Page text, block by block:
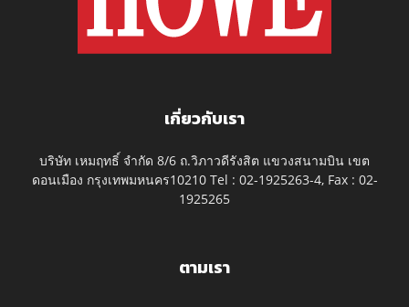
เกี่ยวกับเรา
บริษัท เหมฤทธิ์ จำกัด 8/6 ถ.วิภาวดีรังสิต แขวงสนามบิน เขต
ดอนเมือง กรุงเทพมหนคร10210 Tel : 02-1925263-4, Fax : 02-
1925265
ตามเรา